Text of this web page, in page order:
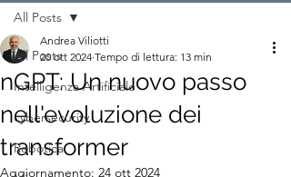
All Posts
Intelligenza Artificiale
cybersecurity
Robotica
All Posts
nGPT: Un nuovo passo
nell'evoluzione dei
transformer
Andrea Viliotti
20 ott 2024 Tempo di lettura: 13 min
Aggiornamento: 24 ott 2024